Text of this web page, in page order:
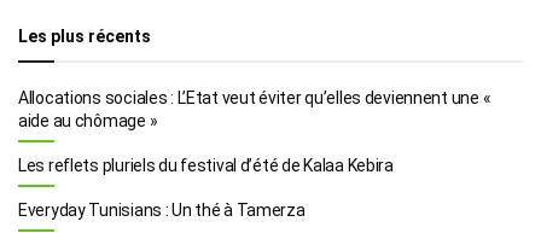
Les plus récents
Allocations sociales : L’Etat veut éviter qu’elles deviennent une «
aide au chômage »
Les reflets pluriels du festival d’été de Kalaa Kebira
Everyday Tunisians : Un thé à Tamerza